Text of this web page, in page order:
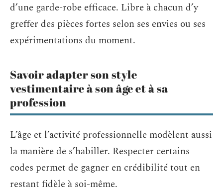
d’une garde-robe efficace. Libre à chacun d’y
greffer des pièces fortes selon ses envies ou ses
expérimentations du moment.
Savoir adapter son style
vestimentaire à son âge et à sa
profession
L’âge et l’activité professionnelle modèlent aussi
la manière de s’habiller. Respecter certains
codes permet de gagner en crédibilité tout en
restant fidèle à soi-même.